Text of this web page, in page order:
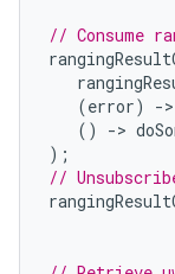
// Consume
(error) ->
()
->
);
//